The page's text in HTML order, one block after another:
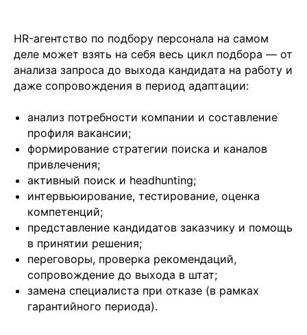
HR-агентство по подбору персонала на самом
деле может взять на себя весь цикл подбора — от
анализа запроса до выхода кандидата на работу и
даже сопровождения в период адаптации:
анализ потребности компании и составление
профиля вакансии;
формирование стратегии поиска и каналов
привлечения;
активный поиск и headhunting;
интервьюирование, тестирование, оценка
компетенций;
представление кандидатов заказчику и помощь
в принятии решения;
переговоры, проверка рекомендаций,
сопровождение до выхода в штат;
замена специалиста при отказе (в рамках
гарантийного периода).